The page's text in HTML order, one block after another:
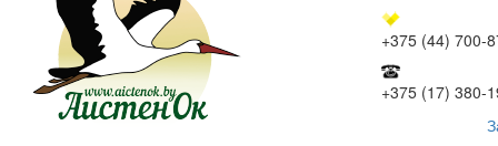
+375 (44) 700-
+375 (17) 380-